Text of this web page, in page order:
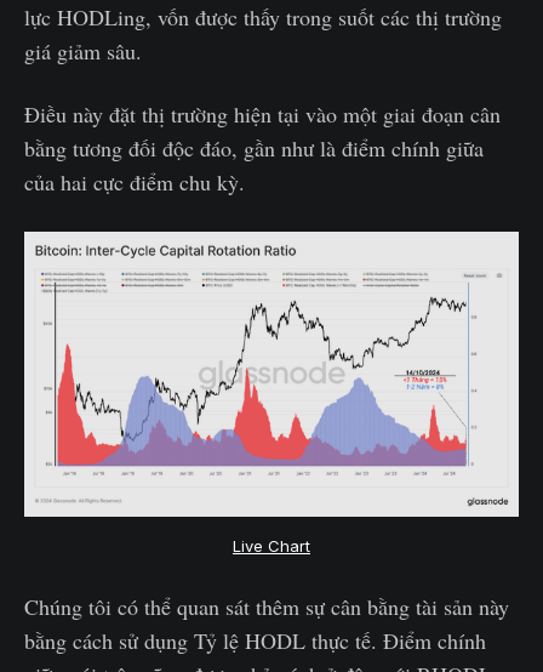
lực HODLing, vốn được thấy trong suốt các thị trường
giá giảm sâu.
Điều này đặt thị trường hiện tại vào một giai đoạn cân
bằng tương đối độc đáo, gần như là điểm chính giữa
của hai cực điểm chu kỳ.
Live Chart
Chúng tôi có thể quan sát thêm sự cân bằng tài sản này
bằng cách sử dụng Tỷ lệ HODL thực tế. Điểm chính